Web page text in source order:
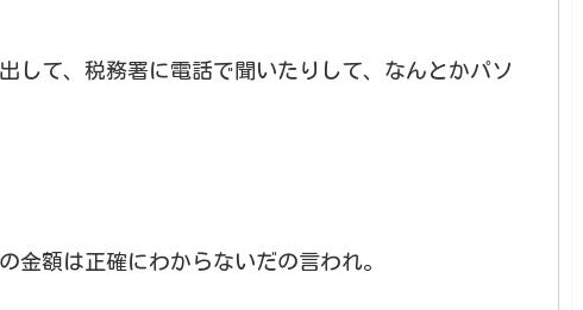
して、税務署に電話で聞いたりして、なんとかパソ
金額は正確にわからないだの言われ。